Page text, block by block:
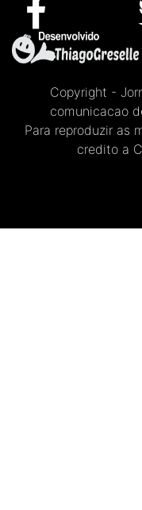
Copyright -
comunicacao
Para reproduzir as
credito a